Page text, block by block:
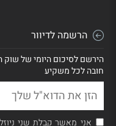
הרשמה לדיוור
הירשם לסיכום היומי של שוק
חובה לכל משקיע
אני מאשר קבלת שני